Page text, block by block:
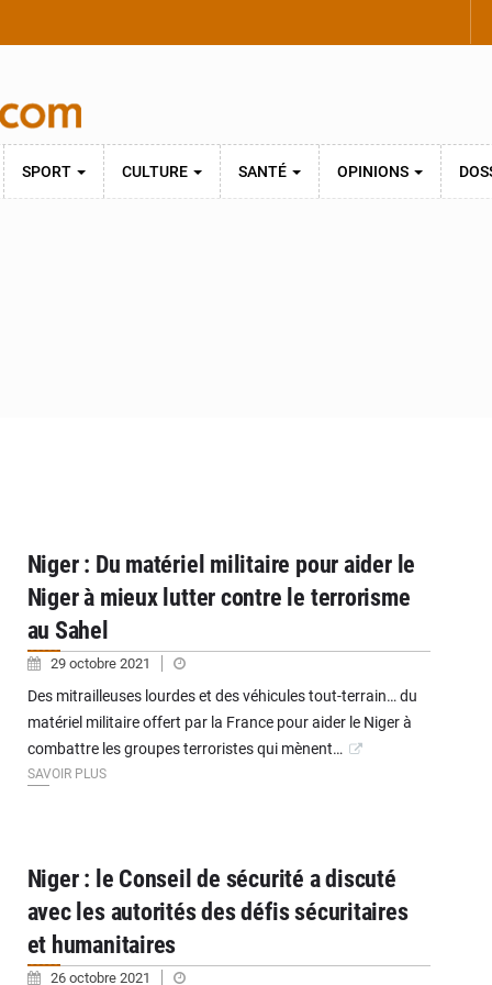
SPORT CULTURE SANTÉ OPINIONS
Niger : Du matériel militaire pour aider le
Niger à mieux lutter contre le terrorisme
au Sahel
29 octobre 2021
Des mitrailleuses lourdes et des véhicules tout-terrain… du
matériel militaire offert par la France pour aider le Niger à
combattre les groupes terroristes qui mènent…
SAVOIR PLUS
Niger : le Conseil de sécurité a discuté
avec les autorités des défis sécuritaires
et humanitaires
26 octobre 2021